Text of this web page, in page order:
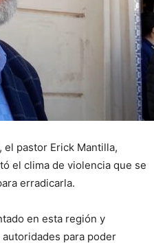
el pastor Erick Mantilla,
el clima de violencia que se
erradicarla.
en esta región y
para poder